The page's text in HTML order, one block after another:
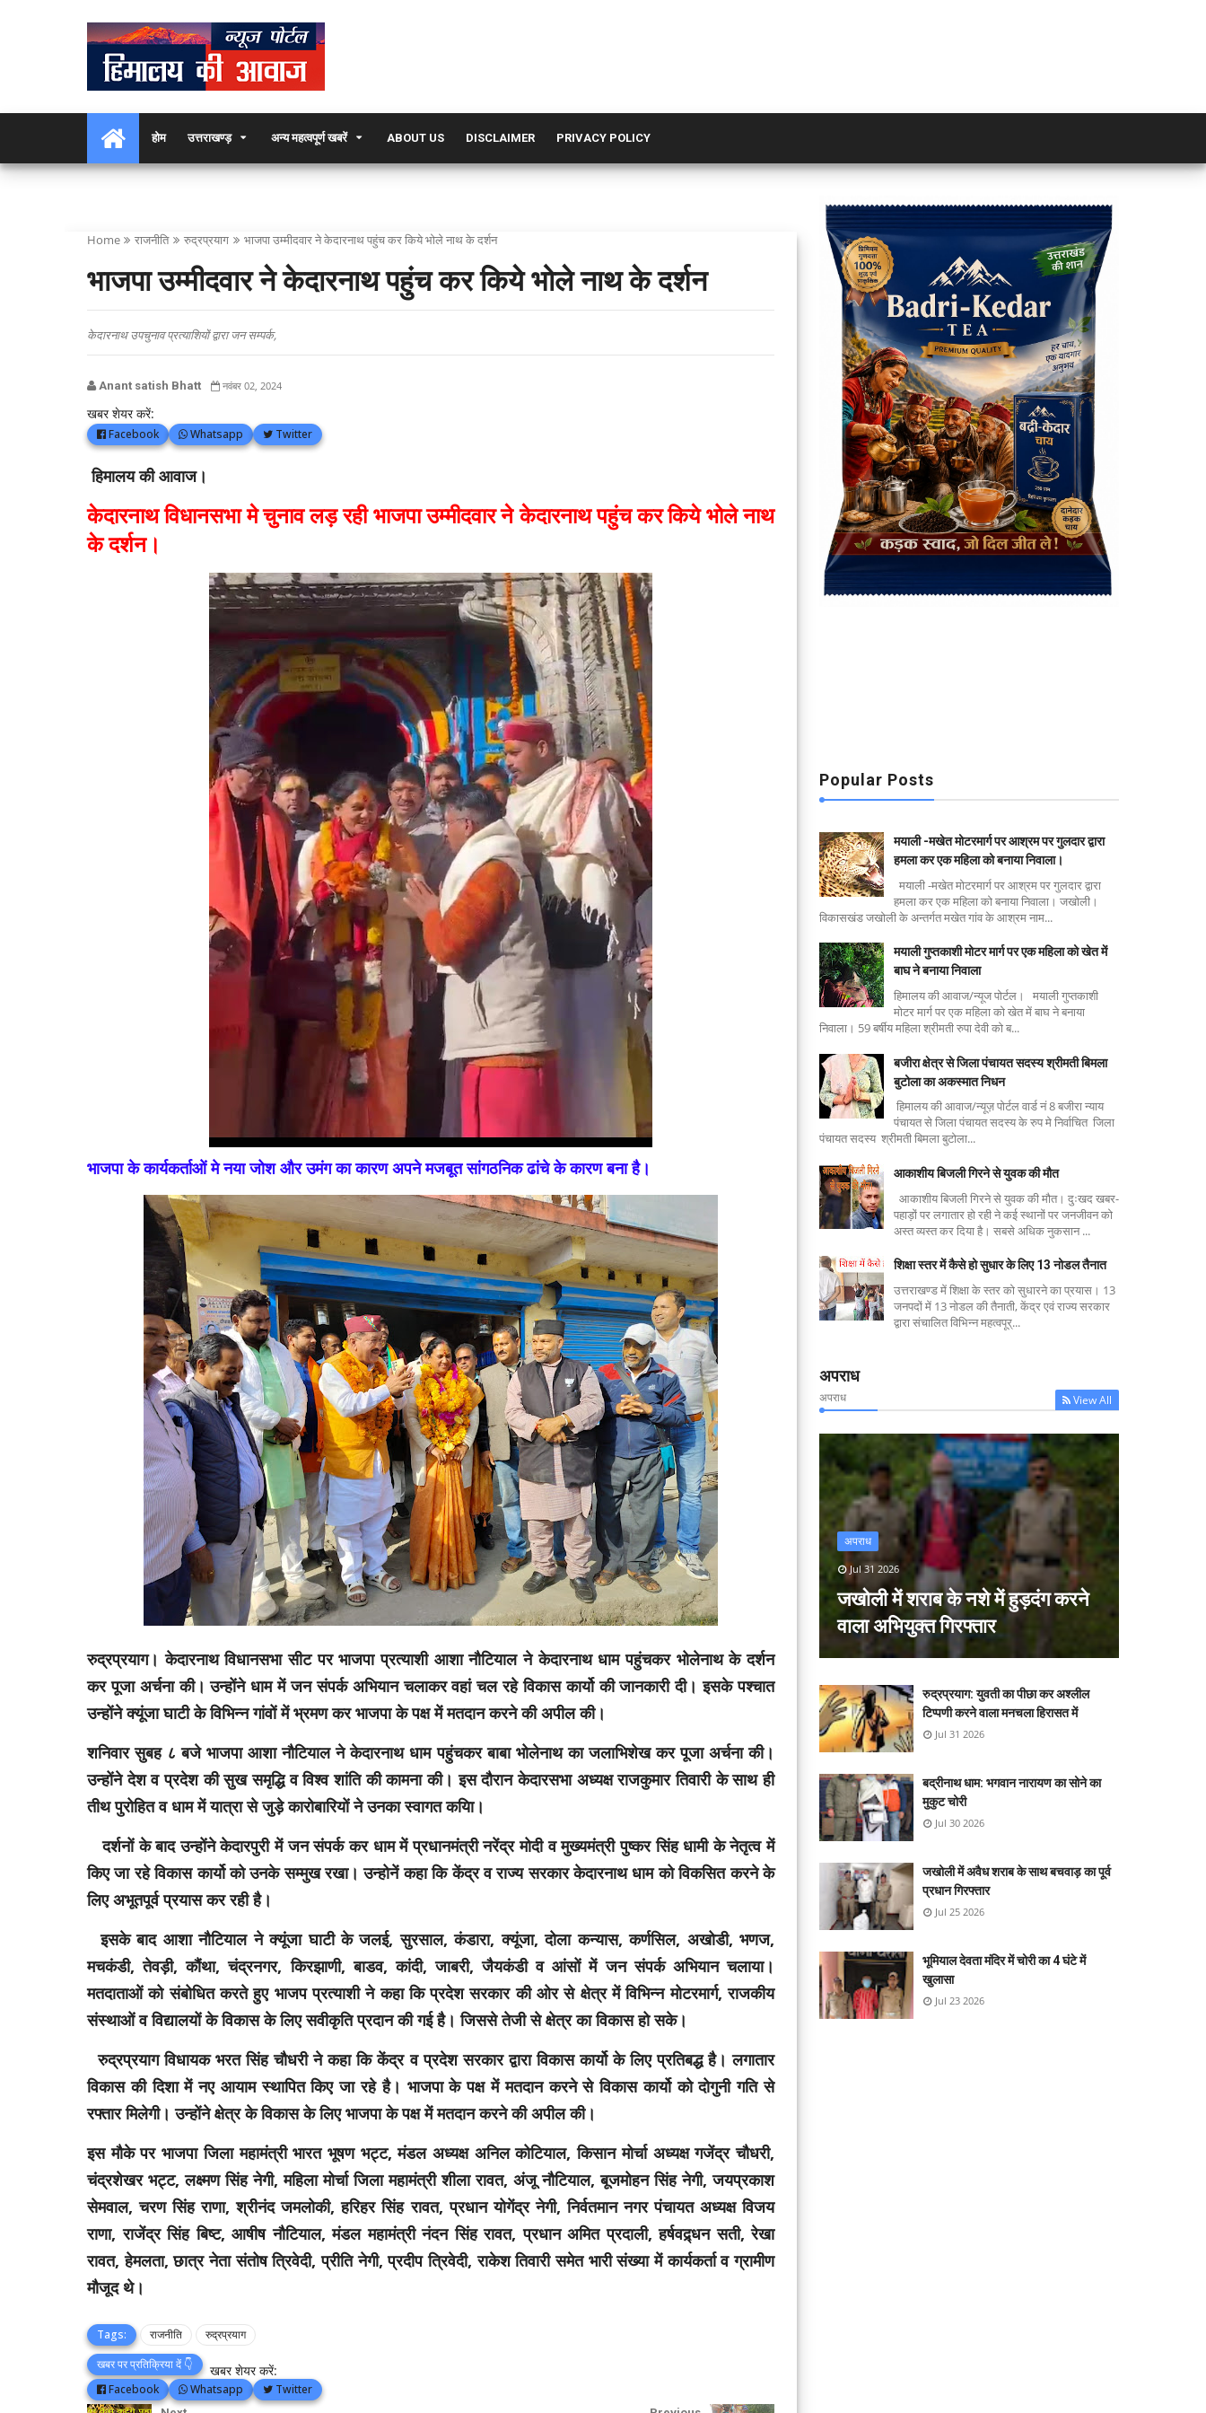
होम उत्तराखण्ड़ अन्य महत्वपूर्ण खबरें ABOUT US DISCLAIMER PRIVACY POLICY
Home राजनीति रुद्रप्रयाग भाजपा उम्मीदवार ने केदारनाथ पहुंच कर किये भोले नाथ के दर्शन
भाजपा उम्मीदवार ने केदारनाथ पहुंच कर किये भोले नाथ के दर्शन
केदारनाथ उपचुनाव प्रत्याशियों द्वारा जन सम्पर्क,
Anant satish Bhatt नवंबर 02, 2024
खबर शेयर करें:
Facebook Whatsapp Twitter
हिमालय की आवाज।
केदारनाथ विधानसभा मे चुनाव लड़ रही भाजपा उम्मीदवार नेकेदारनाथ पहुंच कर किये भोले नाथ
के दर्शन।
भाजपा के कार्यकर्ताओं मे नया जोश और उमंग का कारण अपने मजबूत सांगठनिक ढांचे के कारण बना है।
रुद्रप्रयाग। केदारनाथ विधानसभा सीट पर भाजपा प्रत्याशी आशा नौटियाल ने केदारनाथ धाम पहुंचकर भोलेनाथ के दर्शन
कर पूजा अर्चना की। उन्होंने धाम में जन संपर्क अभियान चलाकर वहां चल रहे विकास कार्यो की जानकारी दी। इसके पश्चात
उन्होंने क्यूंजा घाटी के विभिन्न गांवों में भ्रमण कर भाजपा के पक्ष में मतदान करने की अपील की।
शनिवार सुबह ८ बजे भाजपा आशा नौटियाल ने केदारनाथ धाम पहुंचकर बाबा भोलेनाथ का जलाभिशेख कर पूजा अर्चना की।
उन्होंने देश व प्रदेश की सुख समृद्धि व विश्व शांति की कामना की। इस दौरान केदारसभा अध्यक्ष राजकुमार तिवारी के साथ ही
तीथ पुरोहित व धाम में यात्रा से जुड़े कारोबारियों ने उनका स्वागत कयिा।
दर्शनों के बाद उन्होंने केदारपुरी में जन संपर्क कर धाम में प्रधानमंत्री नरेंद्र मोदी व मुख्यमंत्री पुष्कर सिंह धामी के नेतृत्व में
किए जा रहे विकास कार्यो को उनके सम्मुख रखा। उन्होनें कहा कि केंद्र व राज्य सरकार केदारनाथ धाम को विकसित करने के
लिए अभूतपूर्व प्रयास कर रही है।
इसके बाद आशा नौटियाल ने क्यूंजा घाटी के जलई, सुरसाल, कंडारा, क्यूंजा, दोला कन्यास, कर्णसिल, अखोडी, भणज,
मचकंडी, तेवड़ी, कौंथा, चंद्रनगर, किरझाणी, बाडव, कांदी, जाबरी, जैयकंडी व आंसों में जन संपर्क अभियान चलाया।
मतदाताओं को संबोधित करते हुए भाजप प्रत्याशी ने कहा कि प्रदेश सरकार की ओर से क्षेत्र में विभिन्न मोटरमार्ग, राजकीय
संस्थाओं व विद्यालयों के विकास के लिए सवीकृति प्रदान की गई है। जिससे तेजी से क्षेत्र का विकास हो सके।
रुद्रप्रयाग विधायक भरत सिंह चौधरी ने कहा कि केंद्र व प्रदेश सरकार द्वारा विकास कार्यो के लिए प्रतिबद्ध है। लगातार
विकास की दिशा में नए आयाम स्थापित किए जा रहे है। भाजपा के पक्ष में मतदान करने से विकास कार्यो को दोगुनी गति से
रफ्तार मिलेगी। उन्होंने क्षेत्र के विकास के लिए भाजपा के पक्ष में मतदान करने की अपील की।
इस मौके पर भाजपा जिला महामंत्री भारत भूषण भट्ट, मंडल अध्यक्ष अनिल कोटियाल, किसान मोर्चा अध्यक्ष गजेंद्र चौधरी,
चंद्रशेखर भट्ट, लक्ष्मण सिंह नेगी, महिला मोर्चा जिला महामंत्री शीला रावत, अंजू नौटियाल, बूजमोहन सिंह नेगी, जयप्रकाश
सेमवाल, चरण सिंह राणा, श्रीनंद जमलोकी, हरिहर सिंह रावत, प्रधान योगेंद्र नेगी, निर्वतमान नगर पंचायत अध्यक्ष विजय
राणा, राजेंद्र सिंह बिष्ट, आषीष नौटियाल, मंडल महामंत्री नंदन सिंह रावत, प्रधान अमित प्रदाली, हर्षवद्र्धन सती, रेखा
रावत, हेमलता, छात्र नेता संतोष त्रिवेदी, प्रीति नेगी, प्रदीप त्रिवेदी, राकेश तिवारी समेत भारी संख्या में कार्यकर्ता व ग्रामीण
मौजूद थे।
Tags: राजनीति
रुद्रप्रयाग
खबर पर प्रतिक्रिया दें 👇
खबर शेयर करें:
Facebook Whatsapp Twitter
Popular Posts
मयाली -मखेत मोटरमार्ग पर आश्रम पर गुलदार द्वारा
हमला कर एक महिला को बनाया निवाला।
मयाली -मखेत मोटरमार्ग पर आश्रम पर गुलदार द्वारा
हमला कर एक महिला को बनाया निवाला। जखोली।
विकासखंड जखोली के अन्तर्गत मखेत गांव के आश्रम नाम...
मयाली गुप्तकाशी मोटर मार्ग पर एक महिला को खेत में
बाघ ने बनाया निवाला
हिमालय की आवाज/न्यूज पोर्टल। मयाली गुप्तकाशी
मोटर मार्ग पर एक महिला को खेत में बाघ ने बनाया
निवाला। 59 बर्षीय महिला श्रीमती रुपा देवी को ब...
बजीरा क्षेत्र से जिला पंचायत सदस्य श्रीमती बिमला
बुटोला का अकस्मात निधन
हिमालय की आवाज/न्यूज़ पोर्टल वार्ड नं 8 बजीरा न्याय
पंचायत से जिला पंचायत सदस्य के रुप मे निर्वाचित जिला
पंचायत सदस्य श्रीमती बिमला बुटोला...
आकाशीय बिजली गिरने से युवक की मौत
आकाशीय बिजली गिरने से युवक की मौत। दुःखद खबर-
पहाड़ों पर लगातार हो रही ने कई स्थानों पर जनजीवन को
अस्त व्यस्त कर दिया है। सबसे अधिक नुकसान ...
शिक्षा स्तर में कैसे हो सुधार के लिए 13 नोडल तैनात
उत्तराखण्ड में शिक्षा के स्तर को सुधारने का प्रयास। 13
जनपदों में 13 नोडल की तैनाती, केंद्र एवं राज्य सरकार
द्वारा संचालित विभिन्न महत्वपूर्...
अपराध
अपराध View All
अपराध
Jul 31 2026
जखोली में शराब के नशे में हुड़दंग करने
वाला अभियुक्त गिरफ्तार
रुद्रप्रयाग: युवती का पीछा कर अश्लील
टिप्पणी करने वाला मनचला हिरासत में
Jul 31 2026
बद्रीनाथ धाम: भगवान नारायण का सोने का
मुकुट चोरी
Jul 30 2026
जखोली में अवैध शराब के साथ बचवाड़ का पूर्व
प्रधान गिरफ्तार
Jul 25 2026
भूमियाल देवता मंदिर में चोरी का 4 घंटे में
खुलासा
Jul 23 2026